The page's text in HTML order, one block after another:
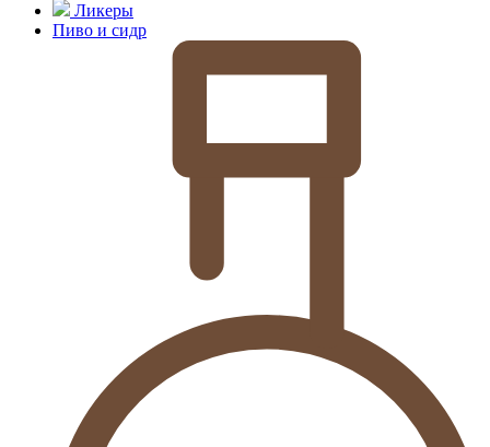
Ликеры
Пиво и сидр